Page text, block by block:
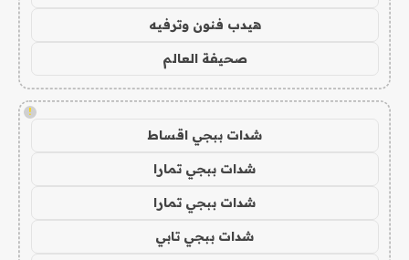
هيدب فنون وترفيه
صحيفة العالم
!
شدات ببجي اقساط
شدات ببجي تمارا
شدات ببجي تمارا
شدات ببجي تابي